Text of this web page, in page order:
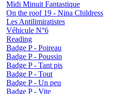
Midi Minuit Fantastique
On the roof 19 - Nina Childress
Les Antilimiratistes
Véhicule N°6
Reading
Badge P - Poireau
Badge P - Poussin
Badge P - Tant pis
Badge P - Tout
Badge P - Un peu
Badge P - Vite